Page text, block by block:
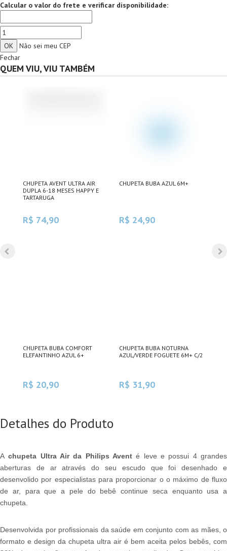
Calcular o valor do frete e verificar disponibilidade:
Não sei meu CEP
Fechar
QUEM VIU, VIU TAMBÉM
CHUPETA AVENT ULTRA AIR
DUPLA 6-18 MESES HAPPY E
TARTARUGA
R$ 74,90
CHUPETA BUBA COMFORT
ELEFANTINHO AZUL 6+
R$ 20,90
CHUPETA BUBA AZUL 6M+
R$ 24,90
CHUPETA BUBA NOTURNA
AZUL/VERDE FOGUETE 6M+ C/2
R$ 31,90
Detalhes do Produto
Achupeta Ultra Air da Philips Aventé leve e possui 4 grandes
aberturas de ar através do seu escudo que foi desenhado e
desenvolido por especialistas para proporcionar o o máximo de fluxo
de ar, para que a pele do bebê continue seca enquanto usa a
chupeta.
Desenvolvida por profissionais da saúde em conjunto com as mães, o
formato e design da chupeta ultra air é bem aceita pelos bebês, com